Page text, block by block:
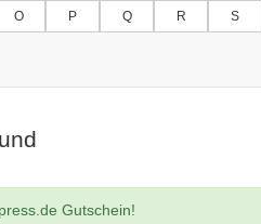
O P Q R S
Gutschein!